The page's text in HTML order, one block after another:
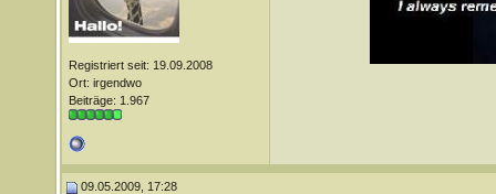
Registriert seit: 19.09.2008
Ort: irgendwo
Beiträge: 1.967
09.05.2009, 17:28